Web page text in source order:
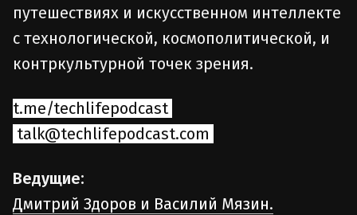
путешествиях и искусственном интеллекте
с технологической, космополитической, и
контркультурной точек зрения.
t.me/techlifepodcast
talk@techlifepodcast.com
Ведущие:
Дмитрий Здоров и Василий Мязин.